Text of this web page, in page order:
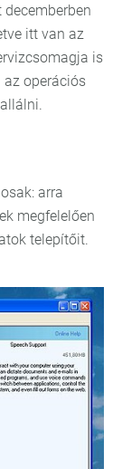
itt van az
is
az operációs
arra
megfelelően
telepítőit.